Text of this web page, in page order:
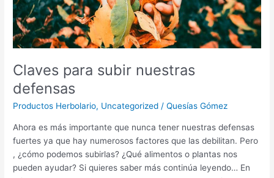
Claves para subir nuestras
defensas
Productos Herbolario, Uncategorized /Quesías Gómez
Ahora es más importante que nunca tener nuestras defensas
fuertes ya que hay numerosos factores que las debilitan. Pero
, ¿cómo podemos subirlas? ¿Qué alimentos o plantas nos
pueden ayudar? Si quieres saber más continúa leyendo… En